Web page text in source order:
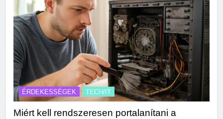
ÉRDEKESSÉGEK TECH/IT
Miért kell rendszeresen portalanítani a